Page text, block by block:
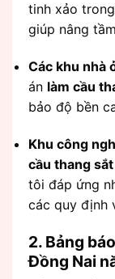
tinh xảo trong
giúp nâng
Các khu nhà
án làm cầu
bảo độ bền
Khu công
cầu thang
tôi đáp ứng
các quy định
2. Bảng
Đồng Nai